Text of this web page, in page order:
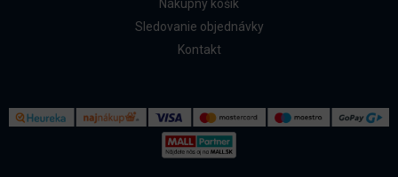
Nákupný košík
Sledovanie objednávky
Kontakt